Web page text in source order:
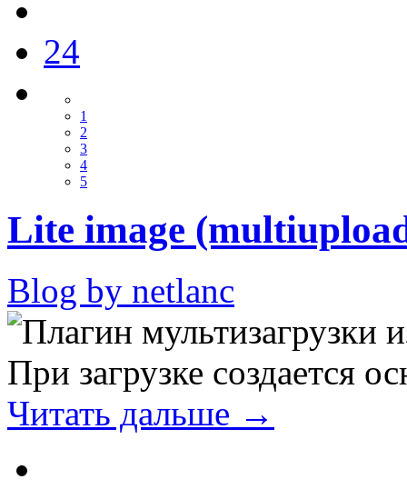
24
1
2
3
4
5
Lite image
Blog by netlanc
Плагин мультизагрузки
При загрузке создается
Читать дальше →